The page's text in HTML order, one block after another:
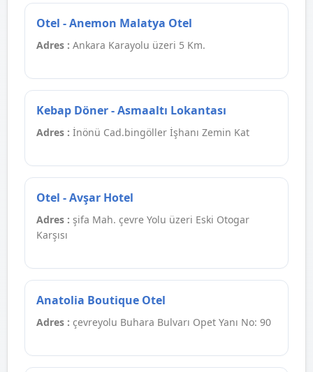
Otel - Anemon Malatya Otel
Adres : Ankara Karayolu üzeri 5 Km.
Kebap Döner - Asmaaltı Lokantası
Adres : İnönü Cad.bingöller İşhanı Zemin Kat
Otel - Avşar Hotel
Adres : şifa Mah. çevre Yolu üzeri Eski Otogar
Karşısı
Anatolia Boutique Otel
Adres : çevreyolu Buhara Bulvarı Opet Yanı No: 90